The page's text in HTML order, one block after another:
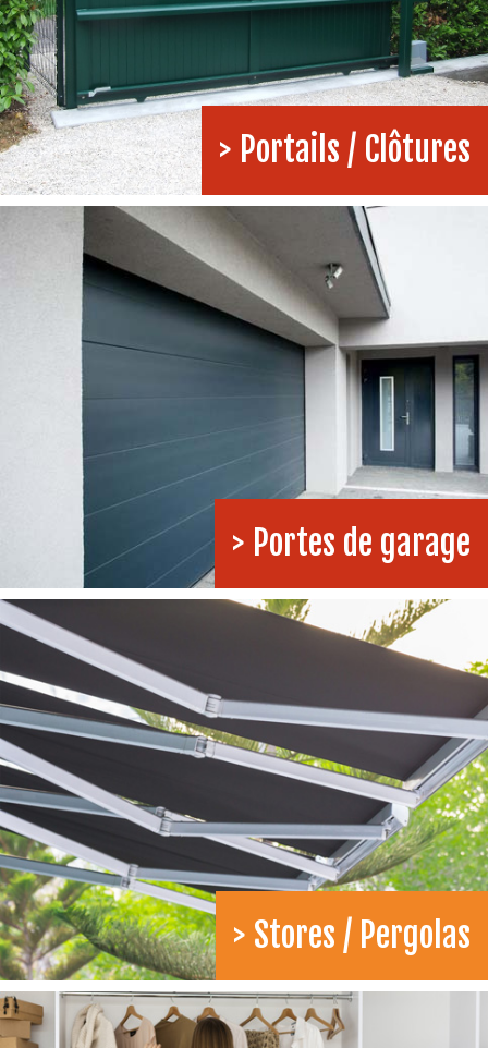
> Portails / Clôtures
> Portes de garage
> Stores / Pergolas